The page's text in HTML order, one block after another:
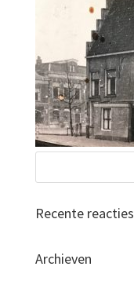
Recente reacties
Archieven